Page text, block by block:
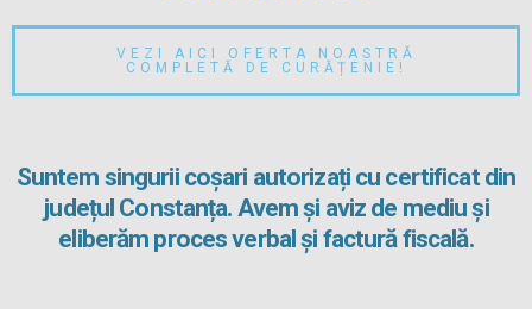
VEZI AICI OFERTA NOASTRĂ
COMPLETĂ DE CURĂȚENIE!
Suntem singurii coșari autorizați cu certificat din
județul Constanța. Avem și aviz de mediu și
eliberăm proces verbal și factură fiscală.